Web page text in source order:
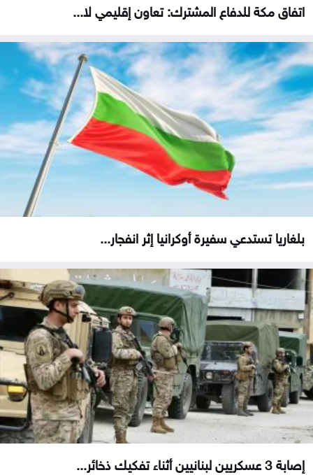
اتفاق مكة للدفاع المشترك: تعاون إقليمي لا...
بلغاريا تستدعي سفيرة أوكرانيا إثر انفجار...
إصابة 3 عسكريين لبنانيين أثناء تفكيك ذخائر...